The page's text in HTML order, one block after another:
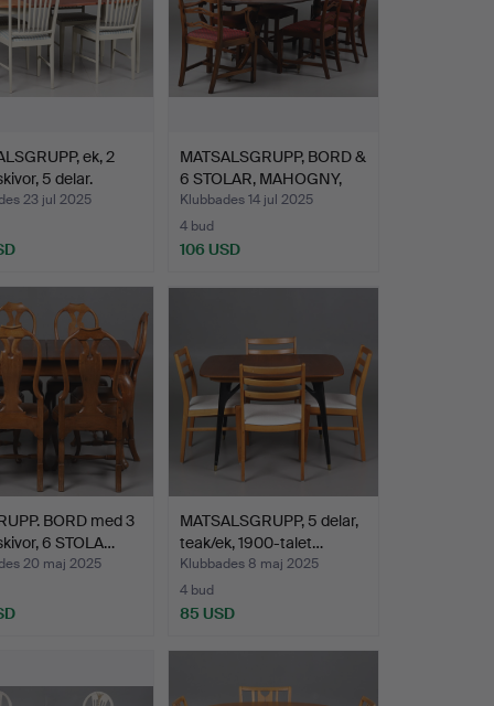
ek, 2
5 delar.
23 jul 2025
MATSALSGRUPP, BORD &
6 STOLAR, MAHOGNY,
EN…
Klubbades 14 jul 2025
4 bud
106 USD
BORD med 3
6 STOLA…
20 maj 2025
MATSALSGRUPP, 5 delar,
teak/ek, 1900-talet…
Klubbades 8 maj 2025
4 bud
85 USD